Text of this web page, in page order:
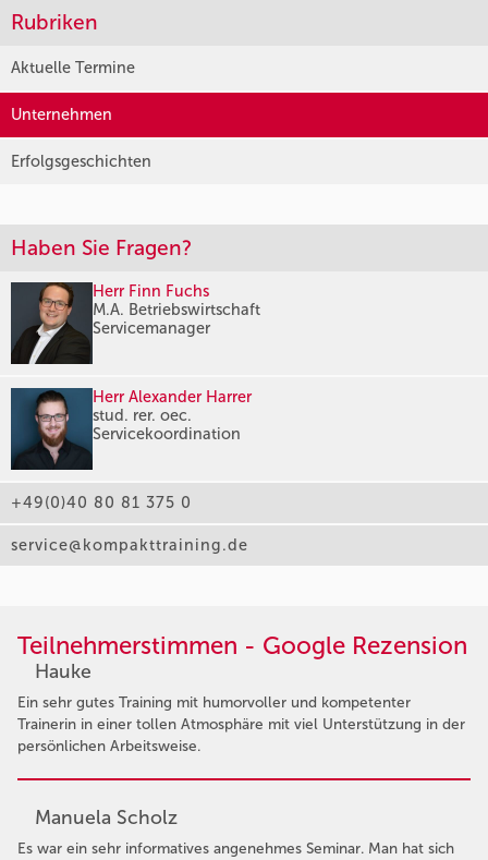
Rubriken
Aktuelle Termine
Unternehmen
Erfolgsgeschichten
Haben Sie Fragen?
Herr Finn Fuchs
M.A. Betriebswirtschaft
Servicemanager
Herr Alexander Harrer
stud. rer. oec.
Servicekoordination
+49(0)40 80 81 375 0
service@kompakttraining.de
Teilnehmerstimmen - Google Rezension
Hauke
Ein sehr gutes Training mit humorvoller und kompetenter
Trainerin in einer tollen Atmosphäre mit viel Unterstützung in der
persönlichen Arbeitsweise.
Manuela Scholz
Es war ein sehr informatives angenehmes Seminar. Man hat sich